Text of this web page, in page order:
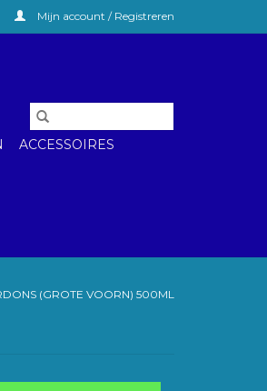
Mijn account / Registreren
ACCESSOIRES
(GROTE VOORN) 500ML